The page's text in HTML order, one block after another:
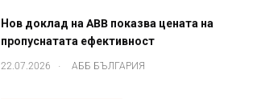
Нов доклад на ABB показва цената на
пропуснатата ефективност
22.07.2026 . АББ БЪЛГАРИЯ